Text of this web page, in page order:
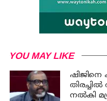
YOU MAY LIKE
നല്‍കി